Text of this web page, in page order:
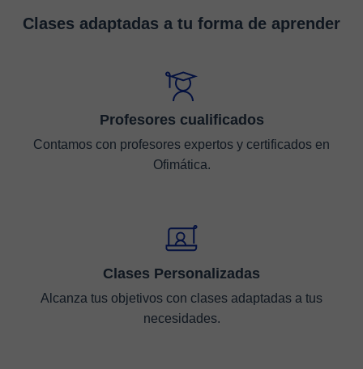
Clases adaptadas a tu forma de aprender
Profesores cualificados
Contamos con profesores expertos y certificados en
Ofimática.
Clases Personalizadas
Alcanza tus objetivos con clases adaptadas a tus
necesidades.